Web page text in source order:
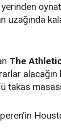
The
takas